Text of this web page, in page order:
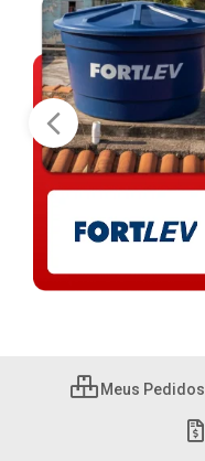
Meus Pedidos